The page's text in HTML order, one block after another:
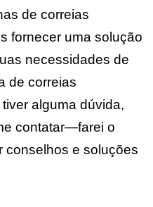
de correias
fornecer uma solução
necessidades de
de correias
alguma dúvida,
contatar—farei o
conselhos e soluções